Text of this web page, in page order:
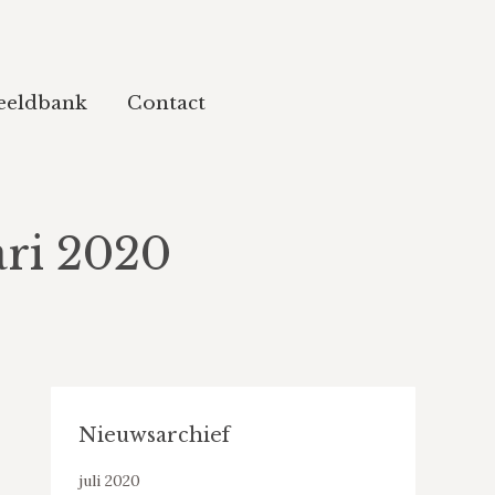
Contact
2020
Nieuwsarchief
juli 2020